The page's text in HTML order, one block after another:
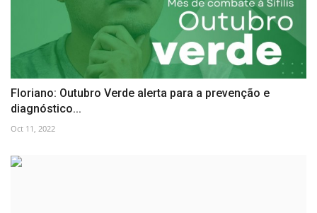
Floriano: Outubro Verde alerta para a prevenção e
diagnóstico...
Oct 11, 2022